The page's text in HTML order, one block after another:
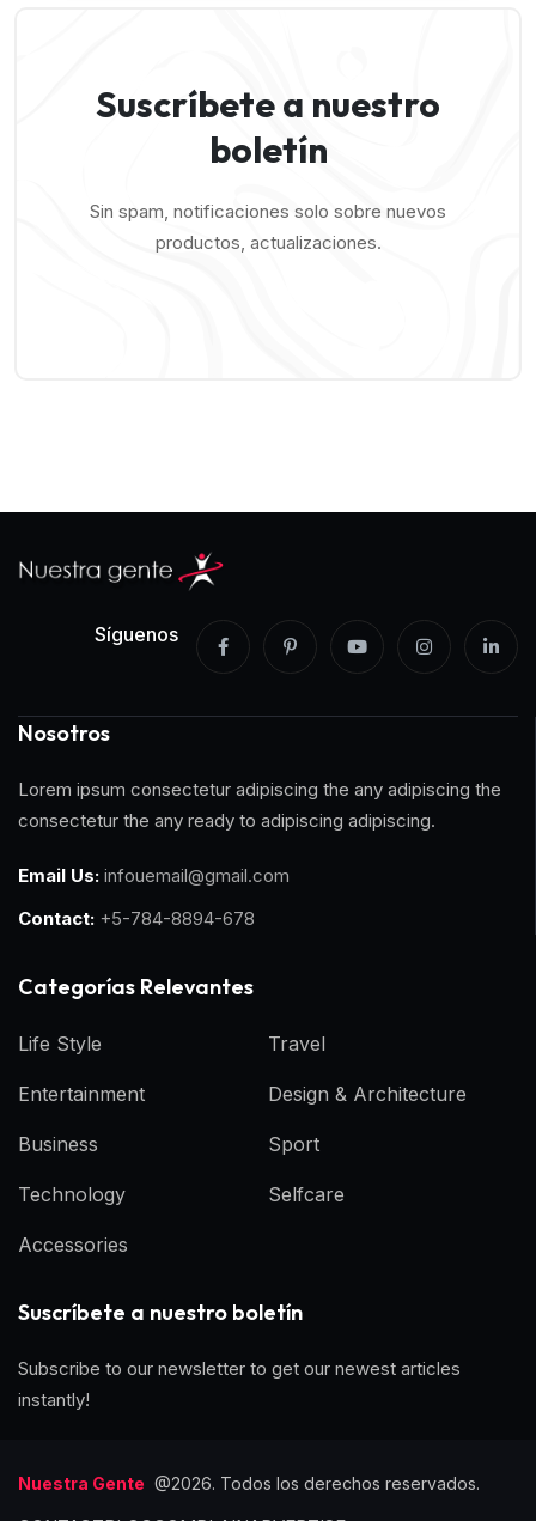
Suscríbete a nuestro
boletín
Sin spam, notificaciones solo sobre nuevos
productos, actualizaciones.
Síguenos
Nosotros
Lorem ipsum consectetur adipiscing the any adipiscing the
consectetur the any ready to adipiscing adipiscing.
Email Us: infouemail@gmail.com
Contact: +5-784-8894-678
Categorías Relevantes
Life Style
Entertainment
Business
Technology
Accessories
Travel
Design & Architecture
Sport
Selfcare
Suscríbete a nuestro boletín
Subscribe to our newsletter to get our newest articles
instantly!
Nuestra Gente @2026. Todos los derechos reservados.